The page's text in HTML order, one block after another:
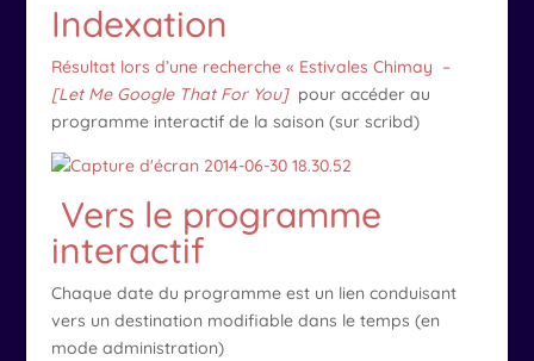
Indexation
Résultat lors d’une recherche « Estivales Chimay –
[Let Me Google That For You]pour accéder au
programme interactif de la saison (sur scribd)
Vers le programme
interactif
Chaque date du programme est un lien conduisant
vers un destination modifiable dans le temps (en
mode administration)